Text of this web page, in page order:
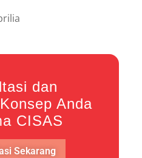
dan
Anda
CISAS
Sekarang